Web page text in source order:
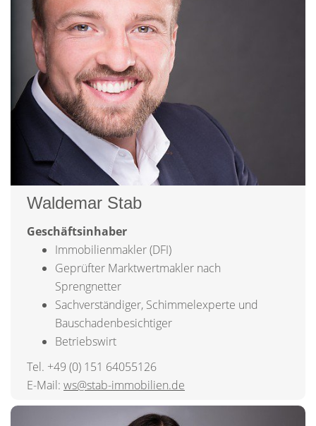
Waldemar Stab
Geschäftsinhaber
Immobilienmakler (DFI)
Geprüfter Marktwertmakler nach
Sprengnetter
Sachverständiger, Schimmelexperte und
Bauschadenbesichtiger
Betriebswirt
Tel. +49 (0) 151 64055126
E-Mail: ws@stab-immobilien.de